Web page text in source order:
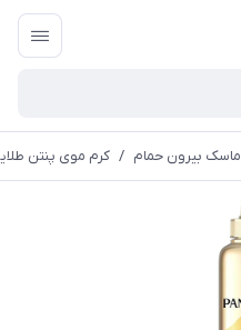
ماسک بیرون حمام / کرم موی پنتن